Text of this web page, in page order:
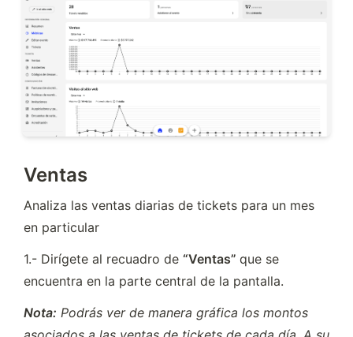
Ventas
Analiza las ventas diarias de tickets para un mes
en particular
1.- Dirígete al recuadro de “Ventas” que se
encuentra en la parte central de la pantalla.
Nota: Podrás ver de manera gráfica los montos